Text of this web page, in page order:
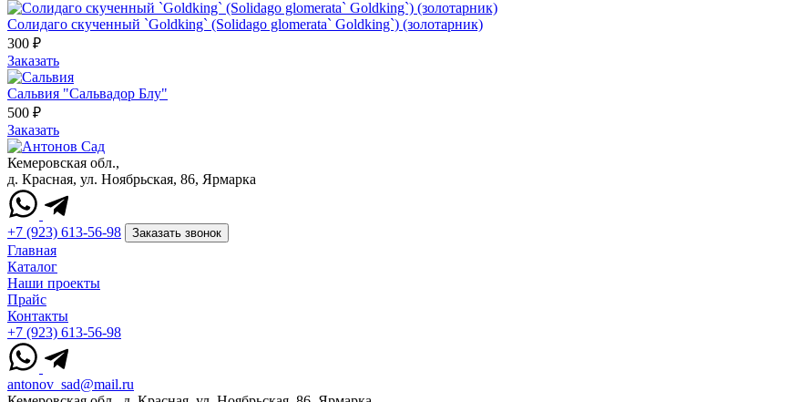
Солидаго скученный `Goldking` (Solidago glomerata` Goldking`) (золотарник)
300 ₽
Заказать
Сальвия "Сальвадор Блу"
500 ₽
Заказать
Кемеровская обл.,
д. Красная, ул. Ноябрьская, 86, Ярмарка
+7 (923) 613-56-98 Заказать звонок
Главная
Каталог
Наши проекты
Прайс
Контакты
+7 (923) 613-56-98
antonov_sad@mail.ru